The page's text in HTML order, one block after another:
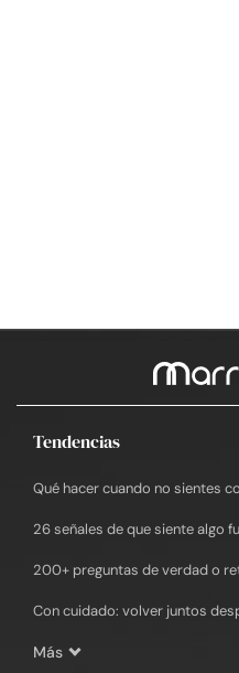
Tendencias
Qué hacer cuando no sientes
26 señales de que siente algo
200+ preguntas de verdad o
Con cuidado: volver juntos
Más